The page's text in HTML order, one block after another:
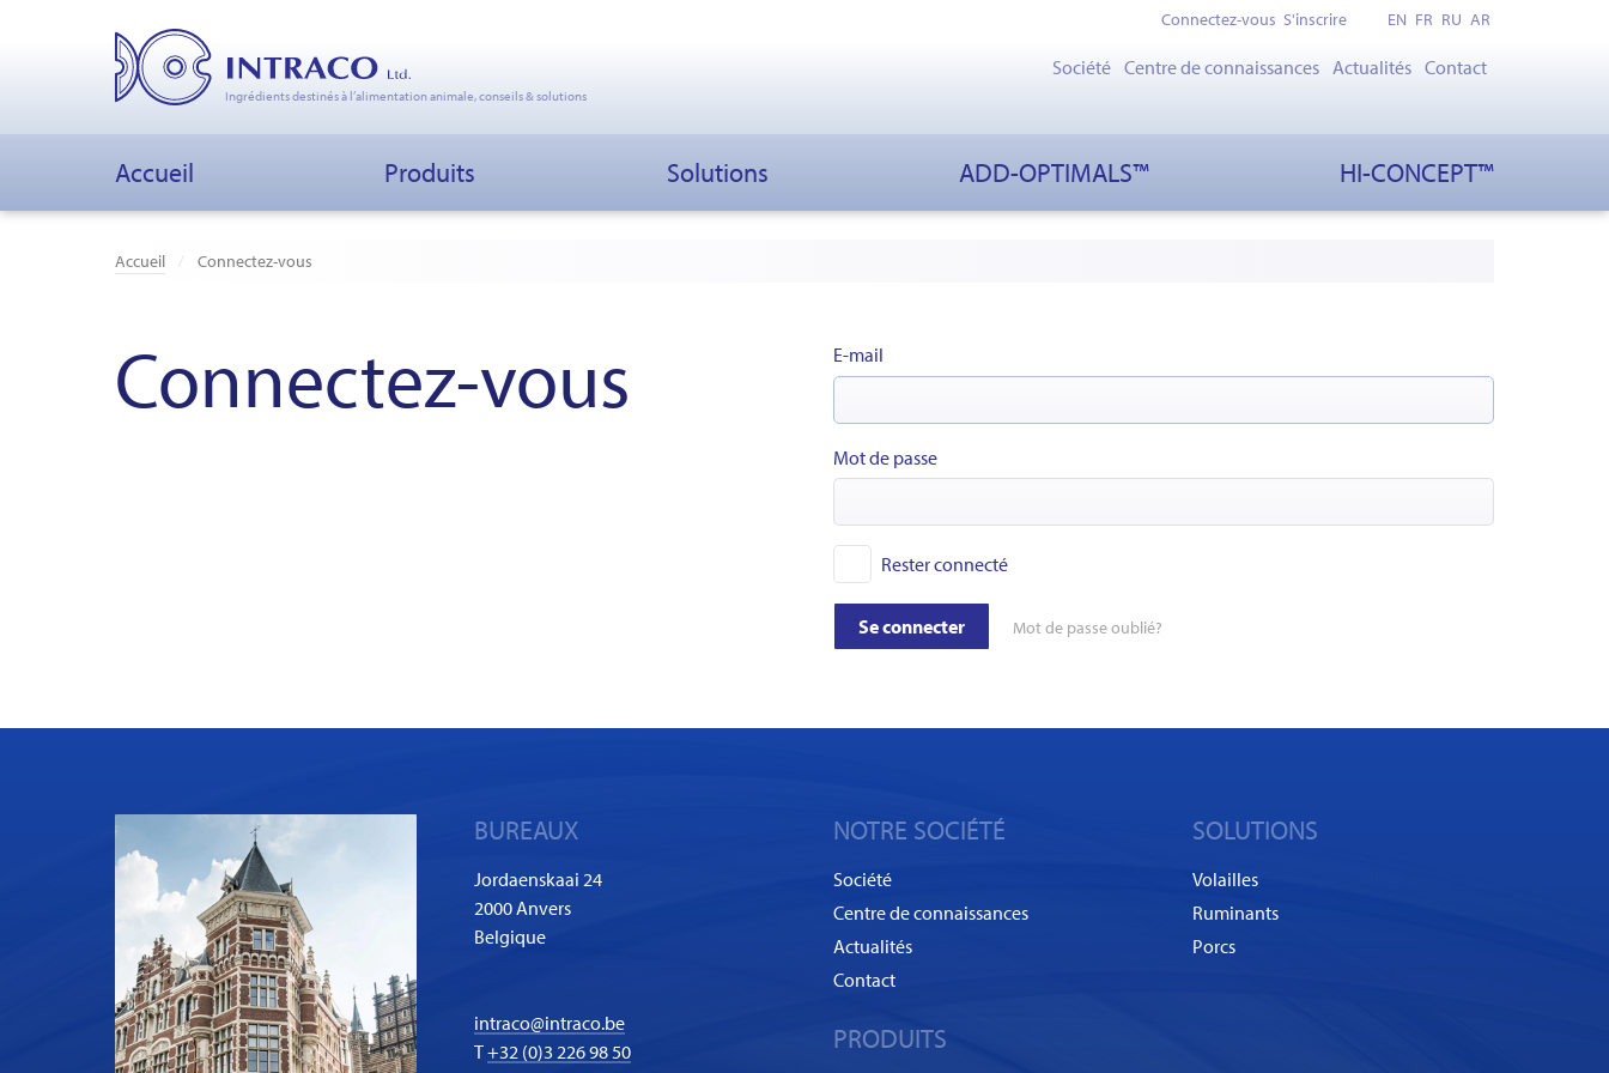
Ingrédients destinés à l’alimentation animale, conseils & solutions
Connectez-vous S'inscrire EN FR RU AR
Société Centre de connaissances Actualités Contact
Accueil Produits Solutions ADD-OPTIMALS™ HI-CONCEPT™
Accueil Connectez-vous
Connectez-vous E-mail
Mot de passe
Rester connecté
Se connecter Mot de passe oublié?
BUREAUX
Jordaenskaai 24
2000 Anvers
Belgique
intraco@intraco.be
T+32 (0)3 226 98 50
NOTRE SOCIÉTÉ
Société
Centre de connaissances
Actualités
Contact
PRODUITS
SOLUTIONS
Volailles
Ruminants
Porcs